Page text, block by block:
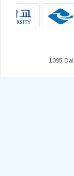
1095